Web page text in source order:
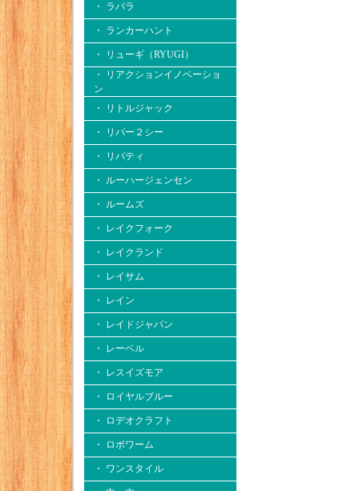
・ ラパラ
・ ランカーハント
・ リューギ（RYUGI）
・ リアクションイノベーショ
ン
・ リトルジャック
・ リバー２シー
・ リバティ
・ ルーハージェンセン
・ ルームズ
・ レイクフォーク
・ レイクランド
・ レイサム
・ レイン
・ レイドジャパン
・ レーベル
・ レスイズモア
・ ロイヤルブルー
・ ロデオクラフト
・ ロボワーム
・ ワンスタイル